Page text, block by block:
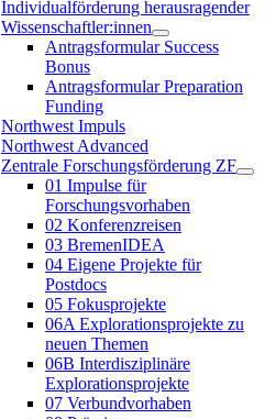
Individualförderung herausragender
Wissenschaftler:innen
Antragsformular Success
Bonus
Antragsformular Preparation
Funding
Northwest Impuls
Northwest Advanced
Zentrale Forschungsförderung ZF
01 Impulse für
Forschungsvorhaben
02 Konferenzreisen
03 BremenIDEA
04 Eigene Projekte für
Postdocs
05 Fokusprojekte
06A Explorationsprojekte zu
neuen Themen
06B Interdisziplinäre
Explorationsprojekte
07 Verbundvorhaben